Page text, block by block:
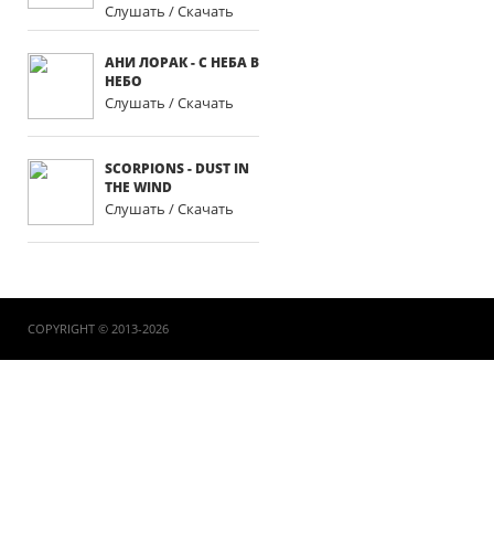
Слушать / Скачать
АНИ ЛОРАК - С НЕБА В
НЕБО
Слушать / Скачать
SCORPIONS - DUST IN
THE WIND
Слушать / Скачать
COPYRIGHT © 2013-2026